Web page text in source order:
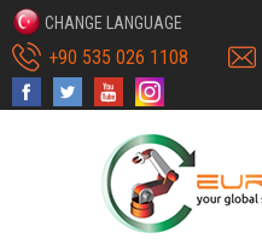
CHANGE LANGUAGE
+90 535 026 1108